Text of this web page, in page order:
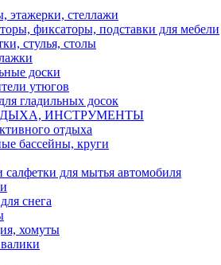
этажерки, стеллажи
фиксаторы, подставки для мебели
стулья, столы
доски
утюгов
гладильных досок
ИНСТРУМЕНТЫ
отдыха
бассейны, круги
салфетки для мытья автомобиля
снега
хомуты